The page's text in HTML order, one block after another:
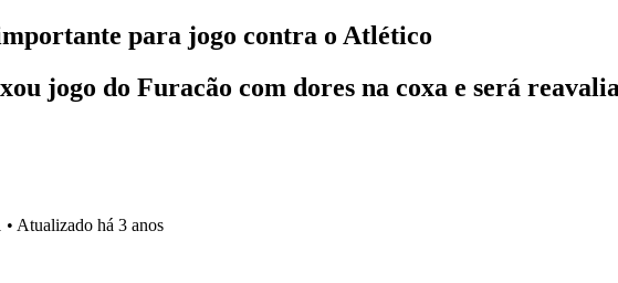
para jogo contra o Atlético
jogo do Furacão com dores na coxa e será
• Atualizado há 3 anos